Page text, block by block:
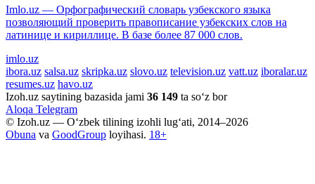
Imlo.uz — Орфографический словарь узбекского языка
позволяющий проверить правописание узбекских слов на
латинице и кириллице. В базе более 87 000 слов.
imlo.uz
ibora.uz salsa.uz skripka.uz slovo.uz television.uz vatt.uz iboralar.uz
resumes.uz havo.uz
Izoh.uz saytining bazasida jami 36 149 ta so‘z bor
Aloqa Telegram
© Izoh.uz — O‘zbek tilining izohli lug‘ati, 2014–2026
Obuna va GoodGroup loyihasi. 18+